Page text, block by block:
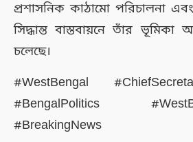
প্রশাসনিক কাঠামো পরিচালনা
সিদ্ধান্ত বাস্তবায়নে তাঁর ভূমিকা
চলেছে।
#WestBengal
#BengalPolitics
#BreakingNews